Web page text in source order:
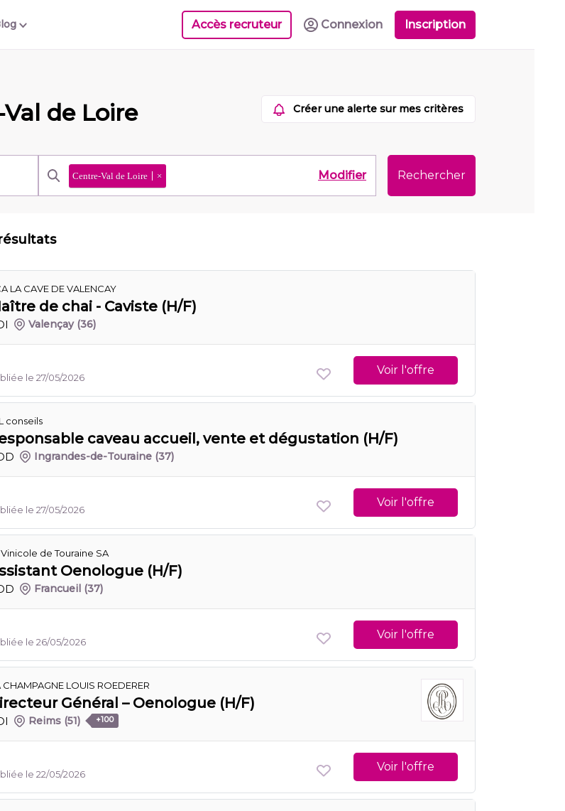
Accès recruteur Connexion Inscription
de Loire Créer une alerte sur mes critères
Centre-Val de Loire × Modifier Rechercher
LA CAVE DE VALENCAY
de chai - Caviste (H/F)
Valençay (36)
le 27/05/2026
Voir l'offre
conseils
caveau accueil, vente et dégustation (H/F)
Ingrandes-de-Touraine (37)
le 27/05/2026
Voir l'offre
Vinicole de Touraine SA
Oenologue (H/F)
Francueil (37)
le 26/05/2026
Voir l'offre
CHAMPAGNE LOUIS ROEDERER
Général – Oenologue (H/F)
Reims (51) +100
le 22/05/2026
Voir l'offre